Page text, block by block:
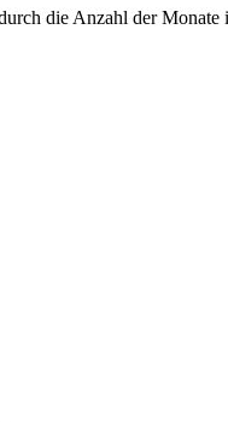
die Anzahl der